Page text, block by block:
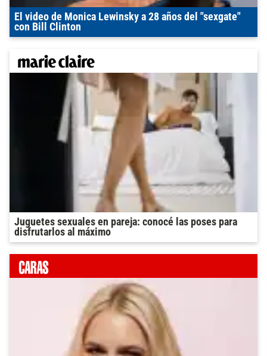
El video de Monica Lewinsky a 28 años del "sexgate"
con Bill Clinton
Juguetes sexuales en pareja: conocé las poses para
disfrutarlos al máximo